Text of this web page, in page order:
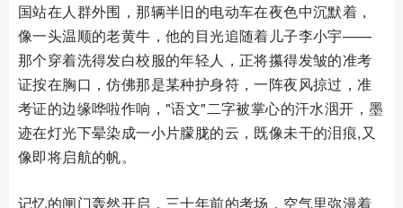
国站在人群外围，那辆半旧的电动车在夜色中沉默着，
像一头温顺的老黄牛，他的目光追随着儿子李小宇——
那个穿着洗得发白校服的年轻人，正将攥得发皱的准考
证按在胸口，仿佛那是某种护身符，一阵夜风掠过，准
考证的边缘哗啦作响，"语文"二字被掌心的汗水洇开，墨
迹在灯光下晕染成一小片朦胧的云，既像未干的泪痕,又
像即将启航的帆。
记忆的闸门轰然开启，三十年前的考场，空气里弥漫着